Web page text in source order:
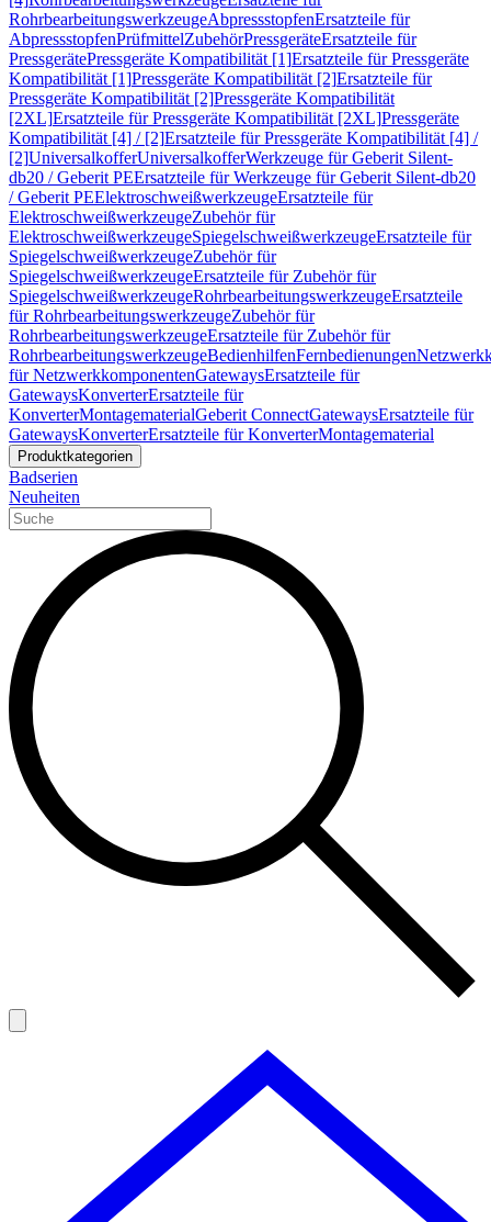
RohrbearbeitungswerkzeugeAbpressstopfenErsatzteile für
AbpressstopfenPrüfmittelZubehörPressgeräteErsatzteile für
PressgerätePressgeräte Kompatibilität [1]Ersatzteile für Pressgeräte
Kompatibilität [1]Pressgeräte Kompatibilität [2]Ersatzteile für
Pressgeräte Kompatibilität [2]Pressgeräte Kompatibilität
[2XL]Ersatzteile für Pressgeräte Kompatibilität [2XL]Pressgeräte
Kompatibilität [4] / [2]Ersatzteile für Pressgeräte Kompatibilität [4] /
[2]UniversalkofferUniversalkofferWerkzeuge für Geberit Silent-
db20 / Geberit PEErsatzteile für Werkzeuge für Geberit Silent-db20
/ Geberit PEElektroschweißwerkzeugeErsatzteile für
ElektroschweißwerkzeugeZubehör für
ElektroschweißwerkzeugeSpiegelschweißwerkzeugeErsatzteile für
SpiegelschweißwerkzeugeZubehör für
SpiegelschweißwerkzeugeErsatzteile für Zubehör für
SpiegelschweißwerkzeugeRohrbearbeitungswerkzeugeErsatzteile
für RohrbearbeitungswerkzeugeZubehör für
RohrbearbeitungswerkzeugeErsatzteile für Zubehör für
RohrbearbeitungswerkzeugeBedienhilfenFernbedienungen
für NetzwerkkomponentenGatewaysErsatzteile für
GatewaysKonverterErsatzteile für
KonverterMontagematerialGeberit ConnectGatewaysErsatzteile für
GatewaysKonverterErsatzteile für KonverterMontagematerial
Produktkategorien
Badserien
Neuheiten